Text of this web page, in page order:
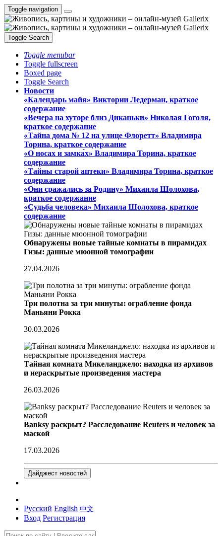
Toggle navigation
Toggle Search
Toggle menubar
Toggle fullscreen
Boxed page
Toggle Search
Новости
«Календарь майя» Виктории Ледерман, краткое
содержание
«Вечера на хуторе близ Диканьки» Николая Гоголя,
краткое содержание
«Тайна дома № 12 на улице Флоретт» Владимира
Торина, краткое содержание
«О носах и замка́х» Владимира Торина, краткое
содержание
«Тайны старой аптеки» Владимира Торина, краткое
содержание
«Они сражались за Родину» Михаила Шолохова,
краткое содержание
«Судьба человека» Михаила Шолохова, краткое
содержание
Обнаружены новые тайные комнаты в пирамидах
Гизы: данные мюонной томографии
27.04.2026
Три полотна за три минуты: ограбление фонда
Маньяни Рокка
30.03.2026
Тайная комната Микеланджело: находка из архивов
и нераскрытые произведения мастера
26.03.2026
Banksy раскрыт? Расследование Reuters и человек за
маской
17.03.2026
Дайджест новостей
Русский English 中文
Вход Регистрация